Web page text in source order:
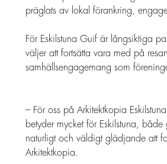
präglats av lokal förankring,
För Eskilstuna Guif är långsiktiga
väljer att fortsätta vara med på
samhällsengagemang som
– För oss på Arkitektkopia
betyder mycket för Eskilstuna,
naturligt och väldigt glädjande att
Arkitektkopia.